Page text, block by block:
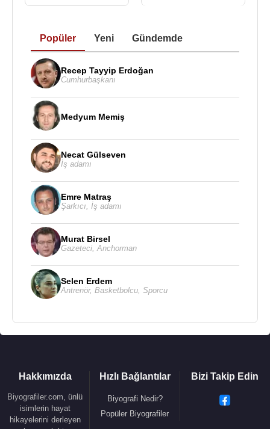
Popüler Yeni Gündemde
Recep Tayyip Erdoğan
Cumhurbaşkanı
Medyum Memiş
Necat Gülseven
İş adamı
Emre Matraş
Şarkıcı İş adamı
Murat Birsel
Gazeteci Anchorman
Selen Erdem
Antrenör, Basketbolcu Sporcu
Hakkımızda
Biyografiler.com, ünlü
isimlerin hayat
hikayelerini derleyen
Hızlı Bağlantılar
Biyografi Nedir?
Popüler Biyografiler
Bizi Takip Edin